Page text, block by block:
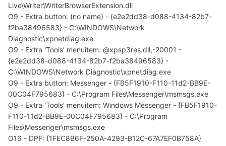
Live\Writer\WriterBrowserExtension.dll
O9 - Extra button: (no name) - {e2e2dd38-d088-4134-82b7-
f2ba38496583} - C:\WINDOWS\Network
Diagnostic\xpnetdiag.exe
O9 - Extra 'Tools' menuitem: @xpsp3res.dll,-20001 -
{e2e2dd38-d088-4134-82b7-f2ba38496583} -
C:\WINDOWS\Network Diagnostic\xpnetdiag.exe
O9 - Extra button: Messenger - {FB5F1910-F110-11d2-BB9E-
00C04F795683} - C:\Program Files\Messenger\msmsgs.exe
O9 - Extra 'Tools' menuitem: Windows Messenger - {FB5F1910-
F110-11d2-BB9E-00C04F795683} - C:\Program
Files\Messenger\msmsgs.exe
O16 - DPF: {1FEC8B6F-250A-4293-B12C-67A7EF0B758A}